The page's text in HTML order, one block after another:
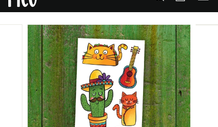
i
C
O